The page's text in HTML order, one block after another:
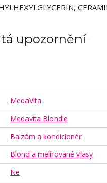
upozornění
MedaVita
Medavita Blondie
Balzám a kondicionér
Blond a melírované vlasy
Ne